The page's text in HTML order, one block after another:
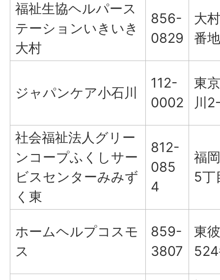
福祉生協ヘルパース
テーションいきいき
大村
856-
0829
大
番
ジャパンケア小石川
112-
0002
東
川
社会福祉法人グリー
ンコープふくしサー
ビスセンターみみず
く東
812-
085
4
福
5丁
ホームヘルプコスモ
ス
859-
3807
東